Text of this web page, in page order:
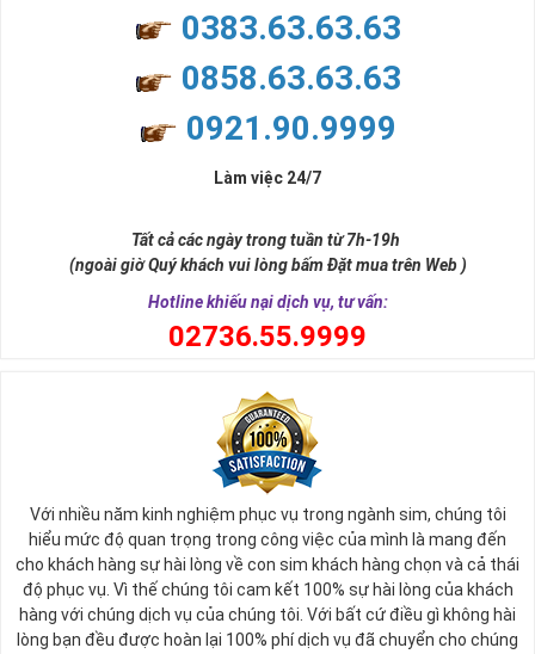
Sim Lục Quý 9 có ý nghĩa gì?
Sim lục quý 9 gồm 6 số 9 năm đuôi số điện thoại ví như rồng cuộn,
Xa xưa số 9 còn là tiêu chí xây dựng lăng tẩm, vua chúa tiêu biểu
hồng mao. Bởi đây là con số đẹp nhất, quyền quý nhất trong tất cả
các số còn lại nó đại diện cho quyền lực, sức mạnh, sự kiêu hãnh
0383.63.63.63
0858.63.63.63
0921.90.9999
Làm việc 24/7
Tất cả các ngày trong tuần từ 7h-19h
(ngoài giờ Quý khách vui lòng bấm Đặt mua trên Web )
Hotline khiếu nại dịch vụ, tư vấn:
02736.55.9999
Với nhiều năm kinh nghiệm phục vụ trong ngành sim, chúng tôi
hiểu mức độ quan trọng trong công việc của mình là mang đến
cho khách hàng sự hài lòng về con sim khách hàng chọn và cả thái
độ phục vụ. Vì thế chúng tôi cam kết 100% sự hài lòng của khách
hàng với chúng dịch vụ của chúng tôi. Với bất cứ điều gì không hài
lòng bạn đều được hoàn lại 100% phí dịch vụ đã chuyển cho chúng